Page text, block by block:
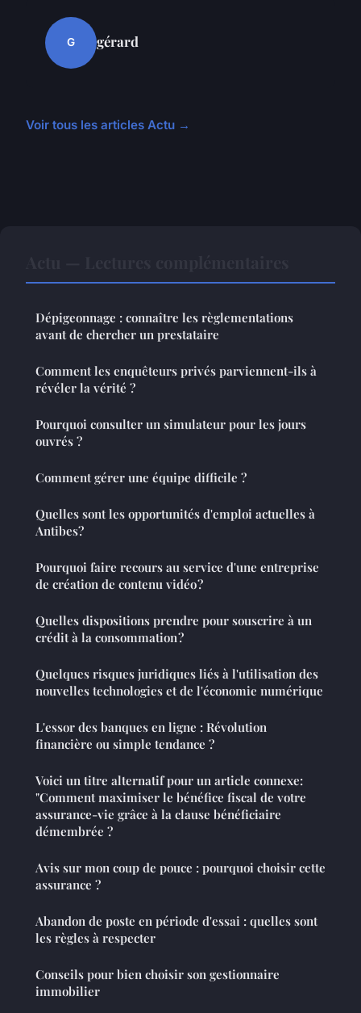
G gérard
Voir tous les articles Actu →
Dépigeonnage : connaître les règlementations
avant de chercher un prestataire
Comment les enquêteurs privés parviennent-ils à
révéler la vérité ?
Pourquoi consulter un simulateur pour les jours
ouvrés ?
Comment gérer une équipe difficile ?
Quelles sont les opportunités d'emploi actuelles à
Antibes?
Pourquoi faire recours au service d'une entreprise
de création de contenu vidéo ?
Quelles dispositions prendre pour souscrire à un
crédit à la consommation ?
Quelques risques juridiques liés à l'utilisation des
nouvelles technologies et de l'économie numérique
L'essor des banques en ligne : Révolution
financière ou simple tendance ?
Voici un titre alternatif pour un article connexe:
"Comment maximiser le bénéfice fiscal de votre
assurance-vie grâce à la clause bénéficiaire
démembrée ?
Avis sur mon coup de pouce : pourquoi choisir cette
assurance ?
Abandon de poste en période d'essai : quelles sont
les règles à respecter
Conseils pour bien choisir son gestionnaire
immobilier